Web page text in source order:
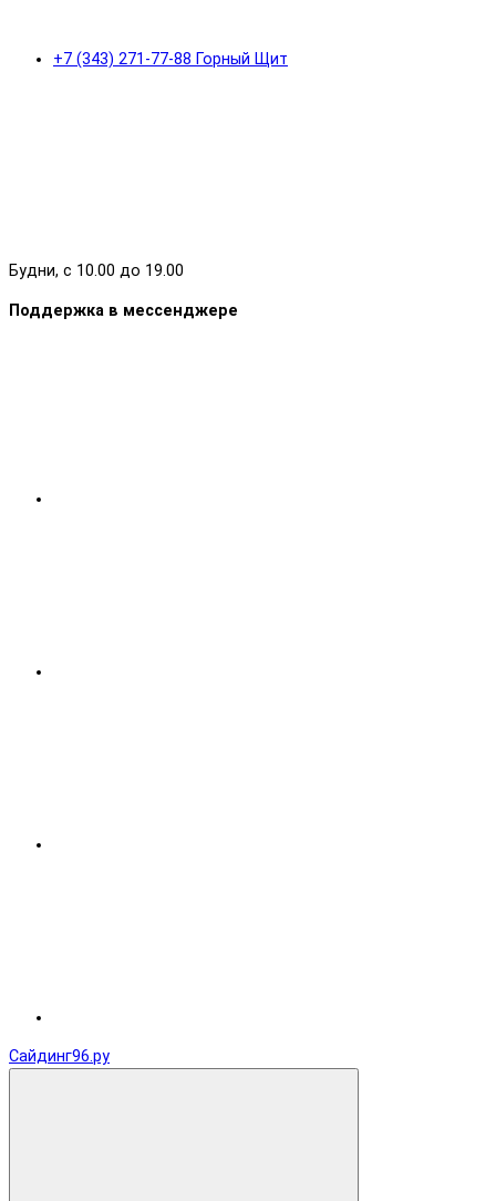
+7 (343) 271-77-88 Горный Щит
Будни, с 10.00 до 19.00
Поддержка в мессенджере
Сайдинг96.ру